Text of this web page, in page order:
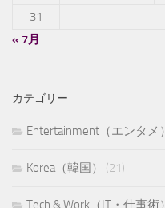
31
« 7月
カテゴリー
Entertainment（エンタメ）
Korea（韓国） (21)
Tech & Work（IT・仕事術）